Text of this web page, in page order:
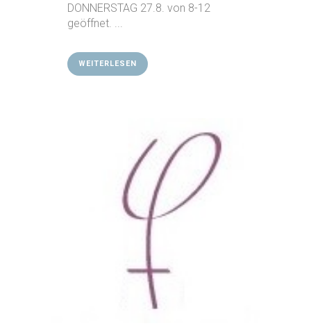
DONNERSTAG 27.8. von 8-12
geöffnet. ...
WEITERLESEN